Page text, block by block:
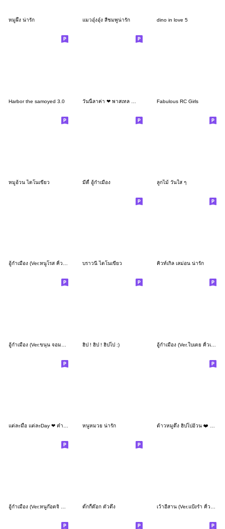
หมูผึ้ง น่ารัก แมวอุ๋งอุ๋ง สีชมพูน่ารัก dino in love 5
Harbor the samoyed 3.0 Fabulous RC Girls
หมูอ้วน ไดโนเขียว มีดี้ อู้กำเมือง ลูกไม้ วันใส ๆ
อู้กำเมือง (Ver.หนูโรส คิ้วเกิร์ล) บราวนี่ ไดโนเขียว คิวท์เกิล เลม่อน น่ารัก
ฮิป ! ฮิป ! ฮิปโป :) อู้กำเมือง (Ver.ใบเตย คิ้วเกิร์ล)
หนูหมวย น่ารัก
อู้กำเมือง (Ver.หนูก๊อตจิ จอมแก่น) ดั๊กกี้ด๊อก ตัวตึง เว้าอีสาน (Ver.แป้งร่ำ คิ้วเกิร์ล)